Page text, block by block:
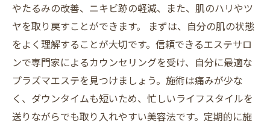
やたるみの改善、ニキビ跡の軽減、また、肌のハリやツ
ヤを取り戻すことができます。 まずは、自分の肌の状態
をよく理解することが大切です。信頼できるエステサロ
ンで専門家によるカウンセリングを受け、自分に最適な
プラズマエステを見つけましょう。施術は痛みが少な
く、ダウンタイムも短いため、忙しいライフスタイルを
送りながらでも取り入れやすい美容法です。定期的に施